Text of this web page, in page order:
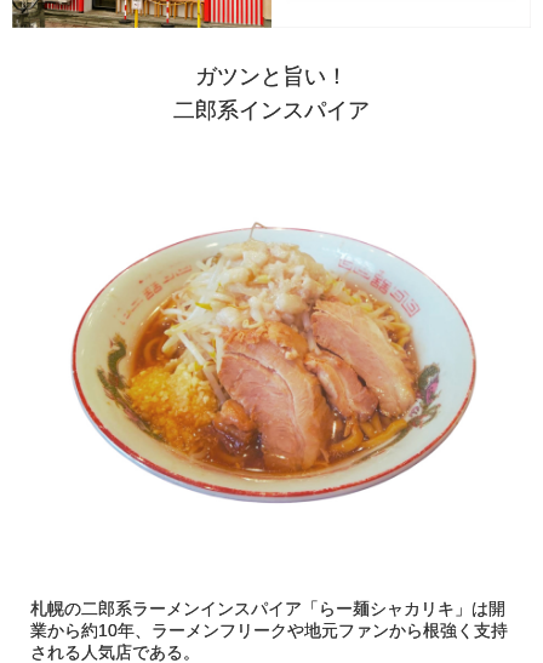
ガツンと旨い！
二郎系インスパイア
札幌の二郎系ラーメンインスパイア「らー麺シャカリキ」は開
業から約10年、ラーメンフリークや地元ファンから根強く支持
される人気店である。